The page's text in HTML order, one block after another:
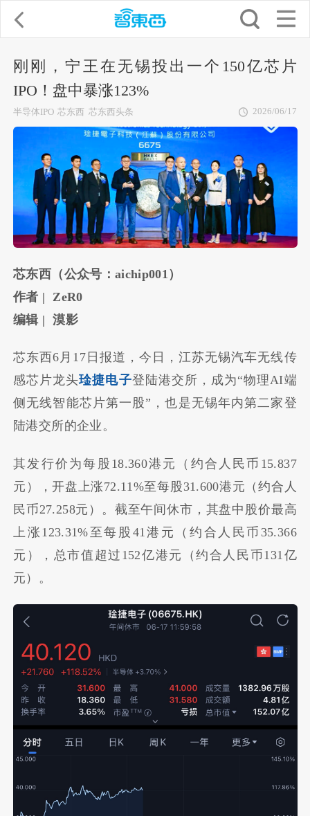
刚刚，宁王在无锡投出一个150亿芯片
IPO！盘中暴涨123%
半导体IPO 芯东西 芯东西头条 2026/06/17
芯东西（公众号：aichip001）
作者 | ZeR0
编辑 | 漠影
芯东西6月17日报道，今日，江苏无锡汽车无线传
感芯片龙头琻捷电子登陆港交所，成为“物理AI端
侧无线智能芯片第一股”，也是无锡年内第二家登
陆港交所的企业。
其发行价为每股18.360港元（约合人民币15.837
元），开盘上涨72.11%至每股31.600港元（约合人
民币27.258元）。截至午间休市，其盘中股价最高
上涨123.31%至每股41港元（约合人民币35.366
元），总市值超过152亿港元（约合人民币131亿
元）。